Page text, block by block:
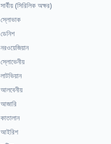
সার্বীয় (সিরিলিক অক্ষর)
স্লোভাক
ডেনিশ
নরওয়েজিয়ান
স্লোভেনীয়
লাটভিয়ান
আলবেনীয়
আজারি
কাতালান
আইরিশ